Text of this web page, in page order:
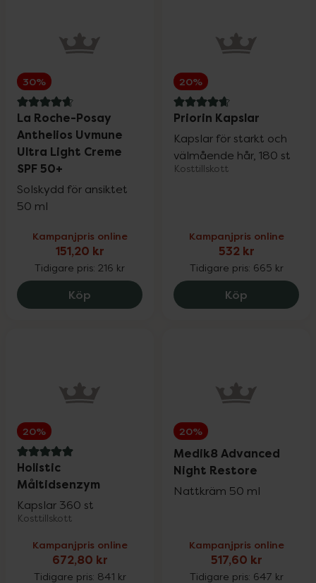
Wella Professionals
Wellibites
Wild 15%
Nailner och Wortie
Vårt eget varumärke 25%
Solskydd Upp till 30%
Kosttillskott
Vårt eget varumärke
Hårvård Upp till 25%
Mun- & tandvård
Sår, bett & stick Upp till 30%
30%
4.8 av 5 i omdöme
La Roche-Posay
Anthelios Uvmune
Ultra Light Creme
SPF 50+
Solskydd för ansiktet
50 ml
Kampanjpris online
151,20 kr
Tidigare pris: 216 kr
Köp La Roche-Posay Anthelios Uvmune
20%
4.7 av 5 i omdöme
Priorin Kapslar
Kapslar för starkt och
välmående hår, 180 st
Kosttillskott
Kampanjpris online
532 kr
Tidigare pris: 665 kr
Köp Priorin
20%
5 av 5 i omdöme
Holistic
Måltidsenzym
Kapslar 360 st
Kosttillskott
Kampanjpris online
672,80 kr
Tidigare pris: 841 kr
20%
Medik8 Advanced
Night Restore
Nattkräm 50 ml
Kampanjpris online
517,60 kr
Tidigare pris: 647 kr